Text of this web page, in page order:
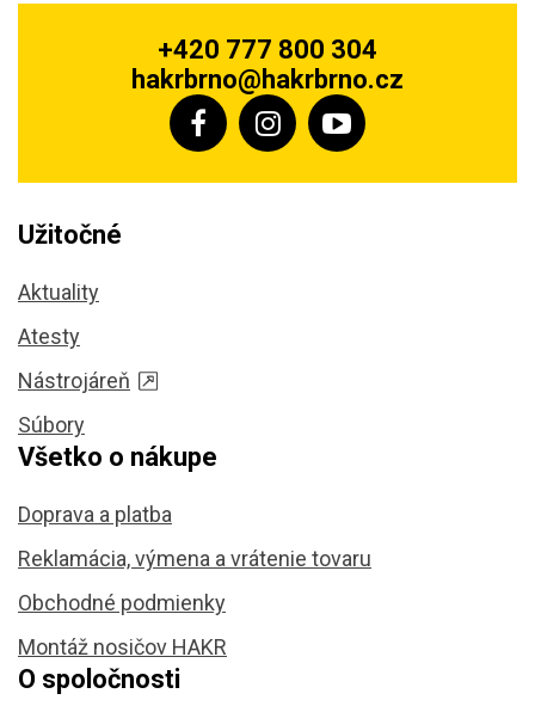
+420 777 800 304
hakrbrno@hakrbrno.cz
Užitočné
Aktuality
Atesty
Nástrojáreň
Súbory
Všetko o nákupe
Doprava a platba
Reklamácia, výmena a vrátenie tovaru
Obchodné podmienky
Montáž nosičov HAKR
O spoločnosti